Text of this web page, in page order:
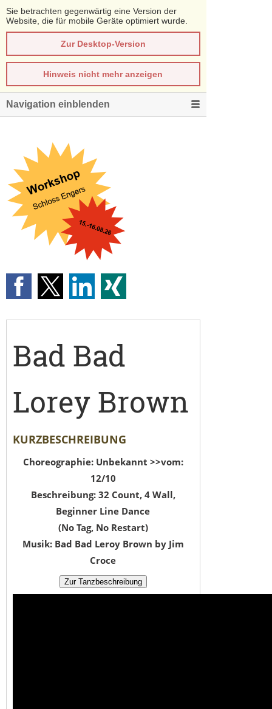
Sie betrachten gegenwärtig eine Version der
Website, die für mobile Geräte optimiert wurde.
Zur Desktop-Version
Hinweis nicht mehr anzeigen
Navigation einblenden
Bad Bad
Lorey Brown
KURZBESCHREIBUNG
Choreographie: Unbekannt >>vom:
12/10
Beschreibung: 32 Count, 4 Wall,
Beginner Line Dance
(No Tag, No Restart)
Musik: Bad Bad Leroy Brown by Jim
Croce